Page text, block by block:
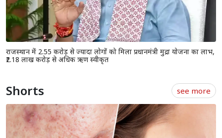
राजस्थान में 2.55 करोड़ से ज्यादा लोगों को मिला प्रधानमंत्री मुद्रा योजना का लाभ,
₹2.18 लाख करोड़ से अधिक ऋण स्वीकृत
Shorts see more